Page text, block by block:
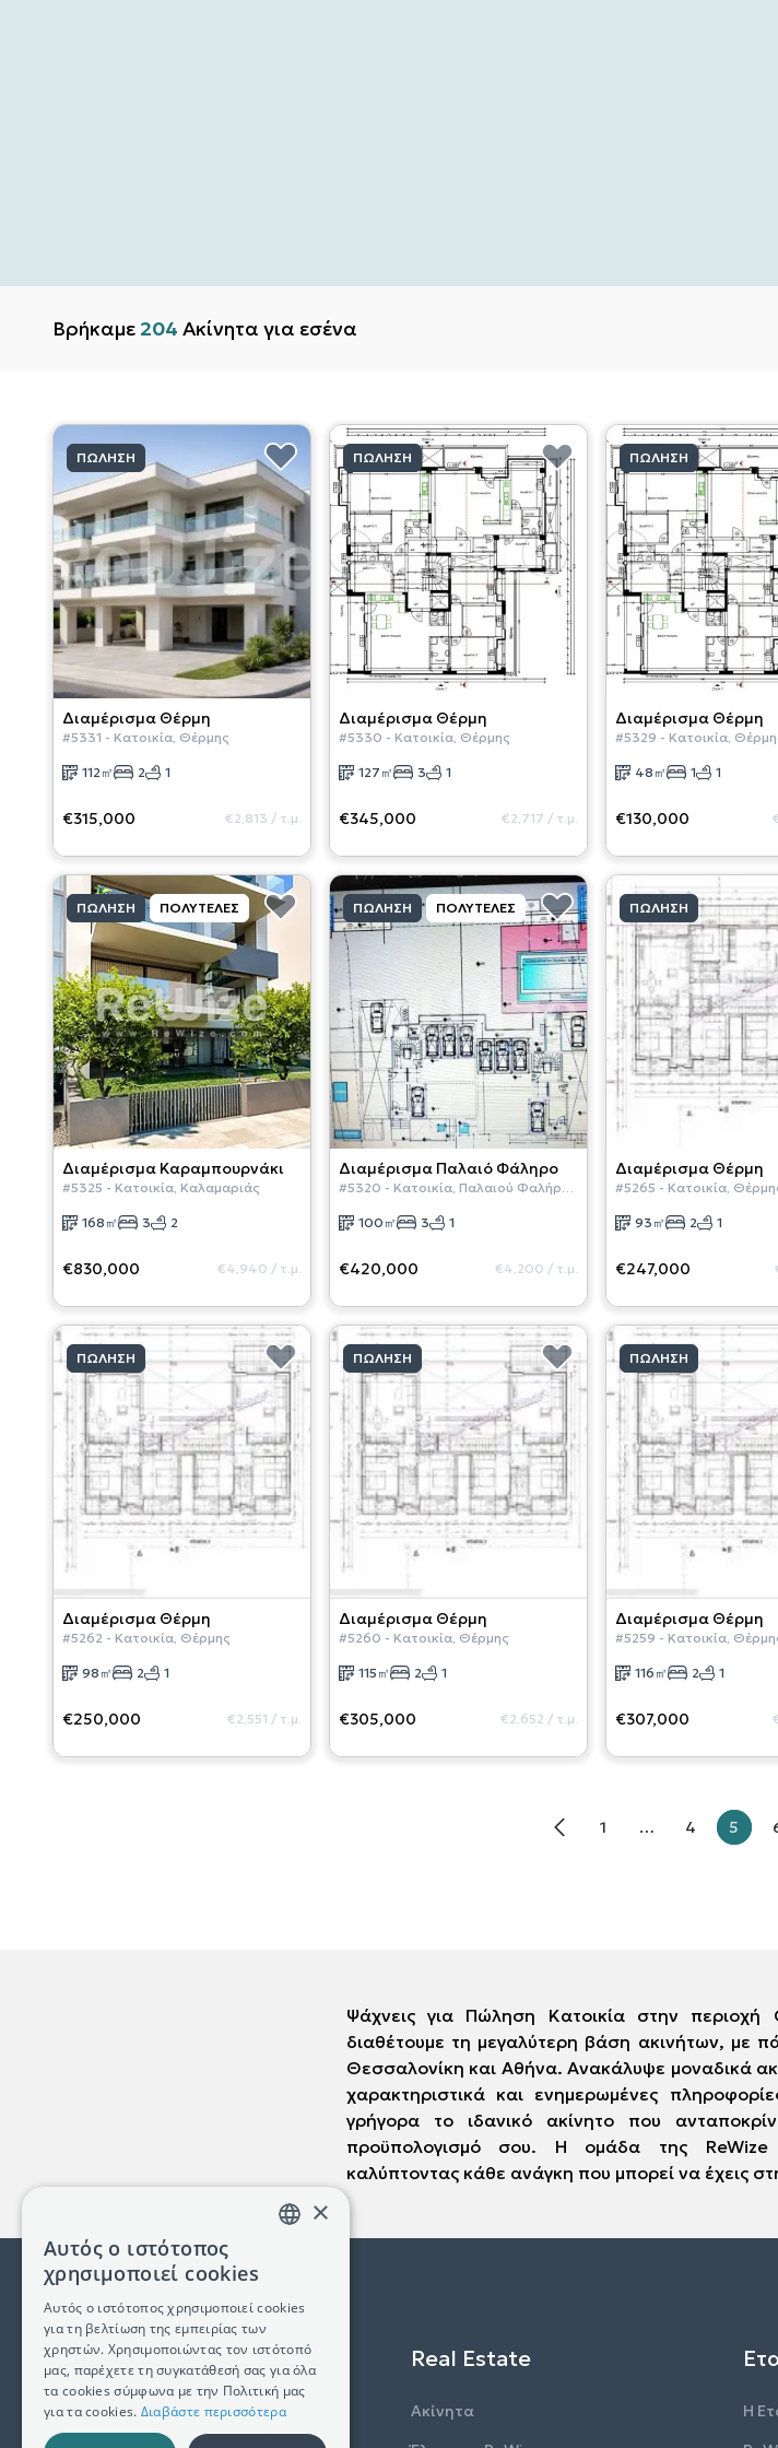
Βρήκαμε 204 Ακίνητα για εσένα
ΠΏΛΗΣΗ
Διαμέρισμα Θέρμη
#5331 - Κατοικία Θέρμης
112 ㎡ 2 1
€315,000 €2,813 / τ.μ.
ΠΏΛΗΣΗ
Διαμέρισμα Θέρμη
#5330 - Κατοικία, Θέρμης
127 ㎡ 3 1
€345,000 €2,717 / τ.μ.
ΠΏΛΗΣΗ
Διαμέρισμα Θέρμη
#5329 - Κατοικία,
48 ㎡ 1 1
€130,000
ΠΏΛΗΣΗ ΠΟΛΥΤΕΛΈΣ
Διαμέρισμα Καραμπουρνάκι
#5325 - Κατοικία Καλαμαριάς
168 ㎡ 3 2
€830,000 €4,940 / τ.μ.
ΠΏΛΗΣΗ ΠΟΛΥΤΕΛΈΣ
Διαμέρισμα Παλαιό Φάληρο
#5320 - Κατοικία, Παλαιού Φαλήρου
100 ㎡ 3 1
€420,000 €4,200 / τ.μ.
ΠΏΛΗΣΗ
Διαμέρισμα Θέρμη
#5265 - Κατοικία,
93 ㎡ 2 1
€247,000
ΠΏΛΗΣΗ
Διαμέρισμα Θέρμη
#5262 - Κατοικία Θέρμης
98 ㎡ 2 1
€250,000 €2,551 / τ.μ.
ΠΏΛΗΣΗ
Διαμέρισμα Θέρμη
#5260 - Κατοικία, Θέρμης
115 ㎡ 2 1
€305,000 €2,652 / τ.μ.
ΠΏΛΗΣΗ
Διαμέρισμα Θέρμη
#5259 - Κατοικία,
116 ㎡ 2 1
€307,000
1 … 4 5
Ψάχνεις για Πώληση Κατοικία στην
διαθέτουμε τη μεγαλύτερη βάση ακινήτων, με
Θεσσαλονίκη και Αθήνα. Ανακάλυψε μοναδικά
χαρακτηριστικά και ενημερωμένες
γρήγορα το ιδανικό ακίνητο που
προϋπολογισμό σου. Η ομάδα της ReWize
καλύπτοντας κάθε ανάγκη που μπορεί να έχεις
(+30) 2311 24.15.60
Real Estate
Ακίνητα
Η
×
Αυτός ο ιστότοπος
χρησιμοποιεί cookies
Αυτός ο ιστότοπος χρησιμοποιεί cookies
για τη βελτίωση της εμπειρίας των
χρηστών. Χρησιμοποιώντας τον ιστότοπό
μας, παρέχετε τη συγκατάθεσή σας για όλα
τα cookies σύμφωνα με την Πολιτική μας
για τα cookies. Διαβάστε περισσότερα